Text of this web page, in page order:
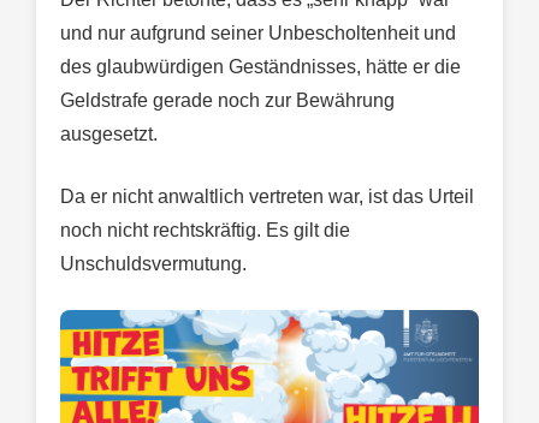
und nur aufgrund seiner Unbescholtenheit und
des glaubwürdigen Geständnisses, hätte er die
Geldstrafe gerade noch zur Bewährung
ausgesetzt.
Da er nicht anwaltlich vertreten war, ist das Urteil
noch nicht rechtskräftig. Es gilt die
Unschuldsvermutung.